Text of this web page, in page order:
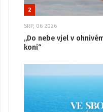
2
SRP, 06 2026
„Do nebe vjel v
koni“